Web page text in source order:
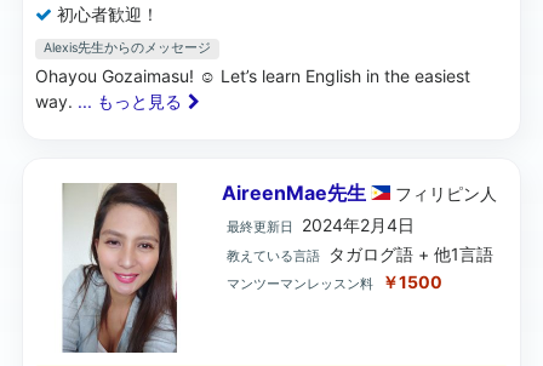
初心者歓迎！
Alexis先生からのメッセージ
Ohayou Gozaimasu! ☺️ Let’s learn English in the easiest
way. ... もっと見る
AireenMae先生 フィリピン 人
最終更新日 2024年2月4日
教えている言語 タガログ語 + 他1言語
マンツーマンレッスン料 ￥1500